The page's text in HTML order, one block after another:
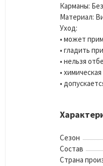
Карманы:
Материал:
Уход:
• может
• гладить
• нельзя
•
•
Сезон
Состав
Страна